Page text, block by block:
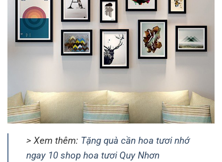
> Xem thêm: Tặng quà cần hoa tươi nhớ
ngay 10 shop hoa tươi Quy Nhơn